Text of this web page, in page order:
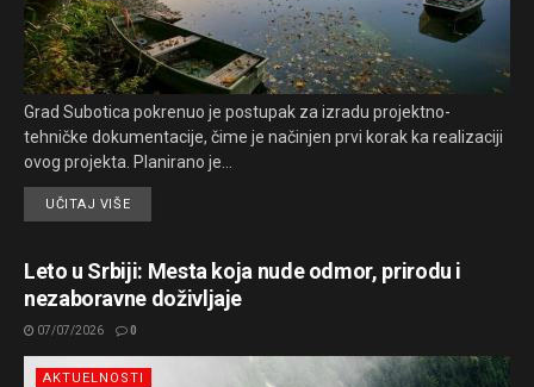
Grad Subotica pokrenuo je postupak za izradu projektno-
tehničke dokumentacije, čime je načinjen prvi korak ka realizaciji
ovog projekta. Planirano je...
UČITAJ VIŠE
Leto u Srbiji: Mesta koja nude odmor, prirodu i
nezaboravne doživljaje
07/07/2026 0
AKTUELNOSTI